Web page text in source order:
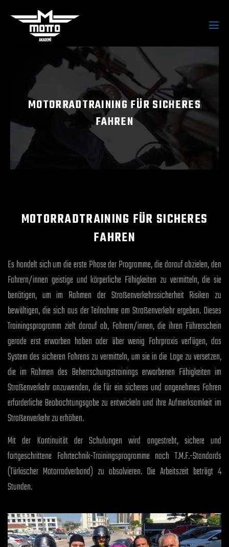
MOTORRADTRAINING FÜR SICHERES
FAHREN
MOTORRADTRAINING FÜR SICHERES
FAHREN
Es handelt sich um die erste Phase der Programme, die darauf abzielen, den
Fahrern/innen geistige und körperliche Fähigkeiten zu vermitteln, die sie
benötigen, um im Rahmen der Straßenverkehrssicherheit Risiken zu
bewältigen, die sich aus der Teilnahme am Straßenverkehr ergeben. Dieses
Trainingsprogramm zielt darauf ab, Fahrern/innen, die ihren Führerschein
gerade erst erworben haben oder über wenig Fahrpraxis verfügen, das
System des sicheren Fahrens zu vermitteln, um sie in die Lage zu versetzen,
die im Rahmen des Beherrschungstrainings erworbenen Fähigkeiten im
Straßenverkehr anzuwenden, die für ein sicheres und angenehmes Fahren
erforderliche Beobachtungsgabe zu entwickeln und ihre Aufmerksamkeit im
Straßenverkehr zu erhöhen.
Mit der Kontinuität der Schulungen wird angestrebt, sichere und
fortgeschrittene Fahrtechnik-Trainingsprogramme nach T.M.F.-Standards
(Türkischer Motorradverband) zu absolvieren. Die Arbeitszeit beträgt 4
Stunden.